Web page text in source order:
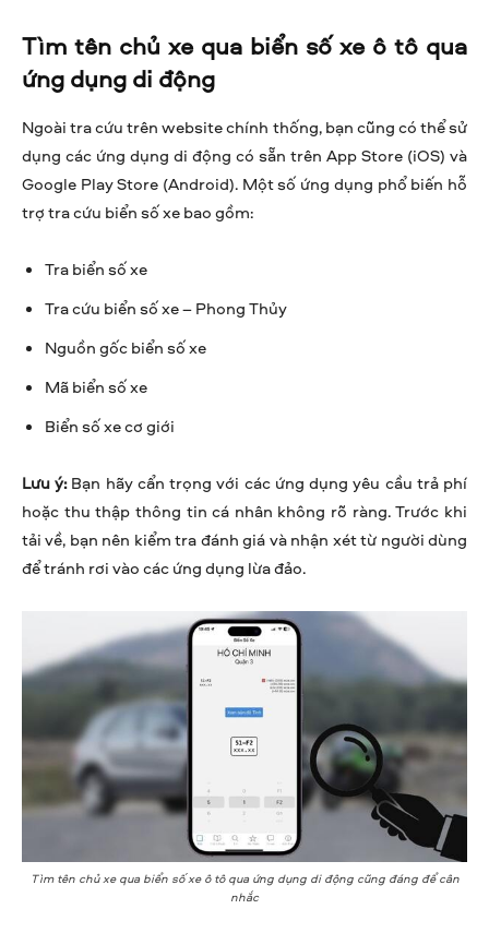
Tìm tên chủ xe qua biển số xe ô tô qua
ứng dụng di động
Ngoài tra cứu trên website chính thống, bạn cũng có thể sử
dụng các ứng dụng di động có sẵn trên App Store (iOS) và
Google Play Store (Android). Một số ứng dụng phổ biến hỗ
trợ tra cứu biển số xe bao gồm:
Tra biển số xe
Tra cứu biển số xe – Phong Thủy
Nguồn gốc biển số xe
Mã biển số xe
Biển số xe cơ giới
Lưu ý:Bạn hãy cẩn trọng với các ứng dụng yêu cầu trả phí
hoặc thu thập thông tin cá nhân không rõ ràng. Trước khi
tải về, bạn nên kiểm tra đánh giá và nhận xét từ người dùng
để tránh rơi vào các ứng dụng lừa đảo.
Tìm tên chủ xe qua biển số xe ô tô qua ứng dụng di động cũng đáng để cân
nhắc